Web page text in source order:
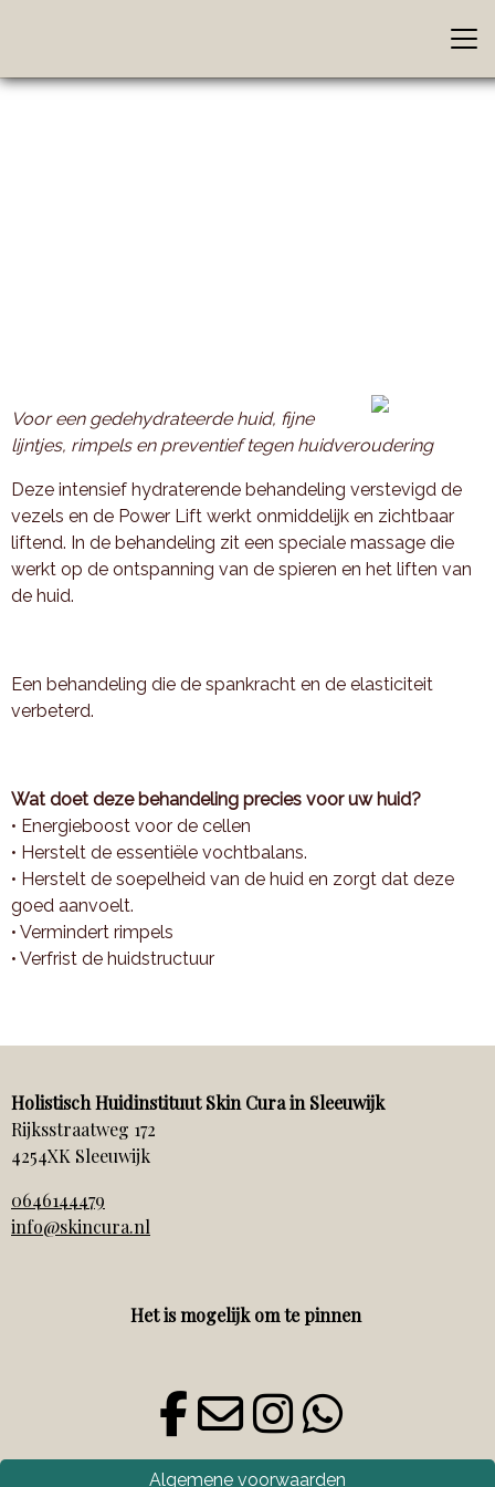
Voor een gedehydrateerde huid, fijne
lijntjes, rimpels en preventief tegen huidveroudering
Deze intensief hydraterende behandeling verstevigd de
vezels en de Power Lift werkt onmiddelijk en zichtbaar
liftend. In de behandeling zit een speciale massage die
werkt op de ontspanning van de spieren en het liften van
de huid.
Een behandeling die de spankracht en de elasticiteit
verbeterd.
Wat doet deze behandeling precies voor uw huid?
• Energieboost voor de cellen
• Herstelt de essentiële vochtbalans.
• Herstelt de soepelheid van de huid en zorgt dat deze
goed aanvoelt.
• Vermindert rimpels
• Verfrist de huidstructuur
Holistisch Huidinstituut Skin Cura in Sleeuwijk
Rijksstraatweg 172
4254XK Sleeuwijk
0646144479
info@skincura.nl
Het is mogelijk om te pinnen
Algemene voorwaarden